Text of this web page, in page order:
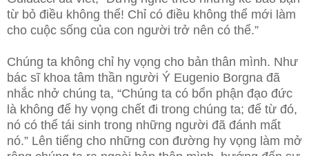
từ bỏ điều không thể! Chỉ có điều không thể mới làm
cho cuộc sống của con người trở nên có thể.”
Chúng ta không chỉ hy vọng cho bản thân mình. Như
bác sĩ khoa tâm thần người Ý Eugenio Borgna đã
nhắc nhở chúng ta, “Chúng ta có bổn phận đạo đức
là không để hy vọng chết đi trong chúng ta; để từ đó,
nó có thể tái sinh trong những người đã đánh mất
nó.” Lên tiếng cho những con đường hy vọng làm mở